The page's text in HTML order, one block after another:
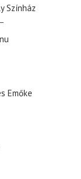
Színház
Emőke